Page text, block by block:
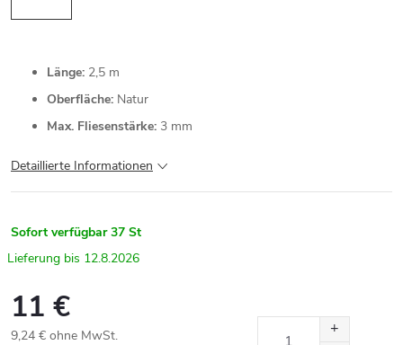
Länge: 2,5 m
Oberfläche: Natur
Max. Fliesenstärke: 3 mm
Detaillierte Informationen
Sofort verfügbar 37 St
12.8.2026
11 €
9,24 € ohne MwSt.